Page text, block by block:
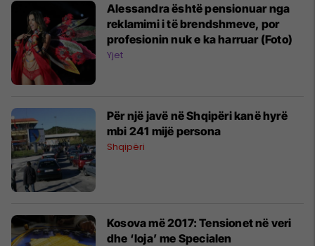
Alessandra është pensionuar nga
reklamimi i të brendshmeve, por
profesionin nuk e ka harruar (Foto)
Yjet
Për një javë në Shqipëri kanë hyrë
mbi 241 mijë persona
Shqipëri
Kosova më 2017: Tensionet në veri
dhe ‘loja’ me Specialen